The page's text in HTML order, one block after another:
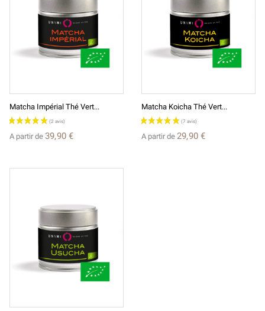
Matcha Impérial Thé Vert...
A partir de 39,90 €
Matcha Koicha Thé Vert...
A partir de 29,90 €